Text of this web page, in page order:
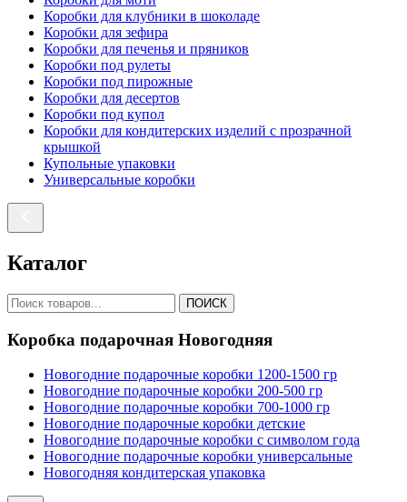
Коробки для клубники в шоколаде
Коробки для зефира
Коробки для печенья и пряников
Коробки под рулеты
Коробки под пирожные
Коробки для десертов
Коробки под купол
Коробки для кондитерских изделий с прозрачной
крышкой
Купольные упаковки
Универсальные коробки
Каталог
ПОИСК
Коробка подарочная Новогодняя
Новогодние подарочные коробки 1200-1500 гр
Новогодние подарочные коробки 200-500 гр
Новогодние подарочные коробки 700-1000 гр
Новогодние подарочные коробки детские
Новогодние подарочные коробки с символом года
Новогодние подарочные коробки универсальные
Новогодняя кондитерская упаковка